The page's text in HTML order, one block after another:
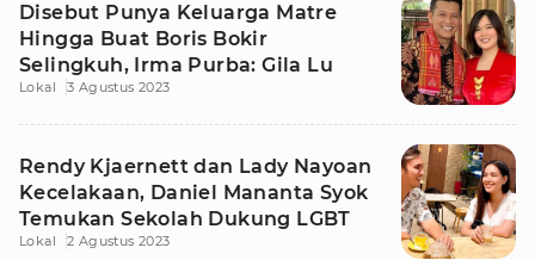
Disebut Punya Keluarga Matre
Hingga Buat Boris Bokir
Selingkuh, Irma Purba: Gila Lu
Lokal 3 Agustus 2023
Rendy Kjaernett dan Lady Nayoan
Kecelakaan, Daniel Mananta Syok
Temukan Sekolah Dukung LGBT
Lokal 2 Agustus 2023